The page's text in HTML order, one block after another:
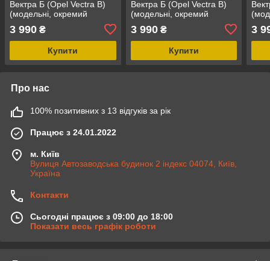
Вектра Б (Opel Vectra B)
(модельні, окремий
3 990 ₴
Купити
Вектра Б (Opel Vectra B)
(модельні, окремий
червоний
3 990₴
Купити
3
Про нас
100% позитивних з 13 відгуків за рік
Працює з 24.01.2022
м. Київ
Вулиця Автозаводська будинок 2 індекс 04074, Київ,
Україна
Контакти
Сьогодні працює з 09:00 до 18:00
Показати весь графік роботи